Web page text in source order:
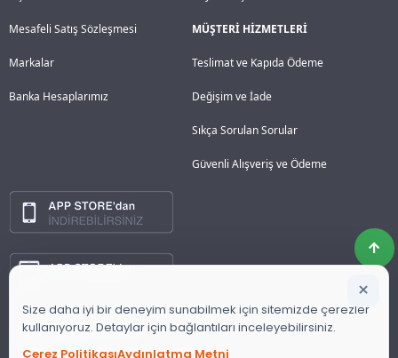
Mesafeli Satış Sözleşmesi
Markalar
Banka Hesaplarımız
MÜŞTERİ HİZMETLERİ
Teslimat ve Kapıda Ödeme
Değişim ve İade
Sıkça Sorulan Sorular
Güvenli Alışveriş ve Ödeme
Size daha iyi bir deneyim sunabilmek için sitemizde çerezler
kullanıyoruz. Detaylar için bağlantıları inceleyebilirsiniz.
Çerez PolitikasıAydınlatma Metni
×